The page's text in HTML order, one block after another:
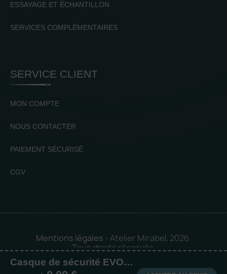
Casque de sécurité EVOLite® avec porte badge
ESSAYAGE ET ÉCHANTILLON
SERVICES COMPLÉMENTAIRES
SERVICE CLIENT
MON COMPTE
NOUS CONTACTER
PAIEMENT SÉCURISÉ
CGV
Mentions légales - Atelier Mirabel, 2026.
Tous droits réservés.
Mise en orbite 🪐 byLogia |